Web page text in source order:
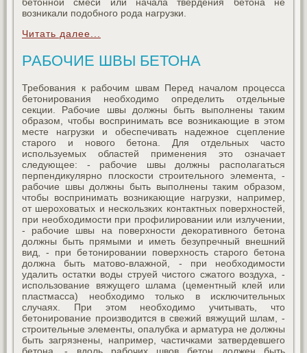
бетонной смеси или начала твердения бетона не
возникали подобного рода нагрузки.
Читать далее...
РАБОЧИЕ ШВЫ БЕТОНА
Требования к рабочим швам Перед началом процесса
бетонирования необходимо определить отдельные
секции. Рабочие швы должны быть выполнены таким
образом, чтобы воспринимать все возникающие в этом
месте нагрузки и обеспечивать надежное сцепление
старого и нового бетона. Для отдельных часто
используемых областей применения это означает
следующее: - рабочие швы должны располагаться
перпендикулярно плоскости строительного элемента, -
рабочие швы должны быть выполнены таким образом,
чтобы воспринимать возникающие нагрузки, например,
от шероховатых и нескользких контактных поверхностей,
при необходимости при профилировании или излучении,
- рабочие швы на поверхности декоративного бетона
должны быть прямыми и иметь безупречный внешний
вид, - при бетонировании поверхность старого бетона
должна быть матово-влажной, - при необходимости
удалить остатки воды струей чистого сжатого воздуха, -
использование вяжущего шлама (цементный клей или
пластмасса) необходимо только в исключительных
случаях. При этом необходимо учитывать, что
бетонирование производится в свежий вяжущий шлам, -
строительные элементы, опалубка и арматура не должны
быть загрязнены, например, частичками затвердевшего